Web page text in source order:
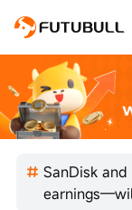
SanDisk